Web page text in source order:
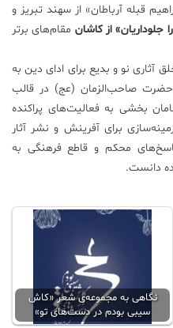
قبله آرباطان» از سهند تبریز و
جلوداریان» از کاشان مقام‌های بر‌تر
آثاری نو و بدیع برای ادای دین به
صاحب‌الزمان (عج) در قالب
بخشی به فعالیت‌های پراکنده
برای آفرینش و نشر آثار
پاسخ‌های محکم و قاطع فرهنگی به
دانست.
نگاهی به مجموعه‌ی شعر «کاش
سیبی بودم در دست‌های تو»